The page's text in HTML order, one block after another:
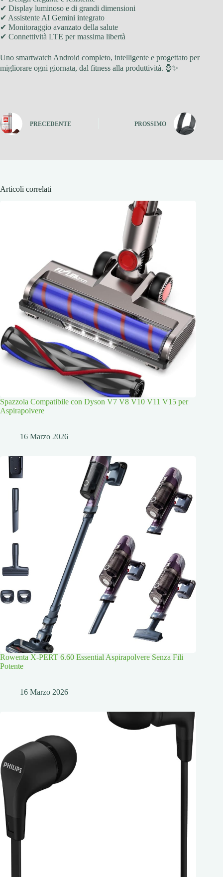
✔ Display luminoso e di grandi dimensioni
✔ Assistente AI Gemini integrato
✔ Monitoraggio avanzato della salute
✔ Connettività LTE per massima libertà
Uno smartwatch Android completo, intelligente e progettato per
migliorare ogni giornata, dal fitness alla produttività. ⌚✨
PRECEDENTE PROSSIMO
Articoli correlati
Spazzola Compatibile con Dyson V7 V8 V10 V11 V15 per
Aspirapolvere
16 Marzo 2026
Rowenta X-PERT 6.60 Essential Aspirapolvere Senza Fili
Potente
16 Marzo 2026